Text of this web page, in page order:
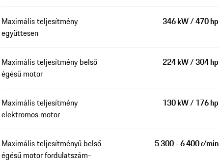
Maximális teljesítmény
együttesen
346 kW / 470 hp
Maximális teljesítmény belső
égésű motor
224 kW / 304 hp
Maximális teljesítmény
elektromos motor
130 kW / 176 hp
Maximális teljesítményű belső
égésű motor fordulatszám-
5 300 - 6 400 r/min